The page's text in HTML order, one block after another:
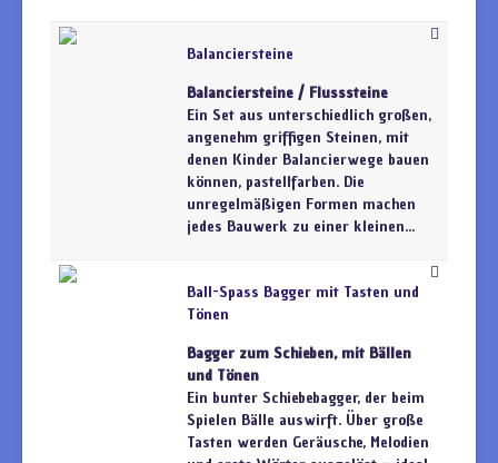
Balanciersteine
Balanciersteine / Flusssteine
Ein Set aus unterschiedlich großen,
angenehm griffigen Steinen, mit
denen Kinder Balancierwege bauen
können, pastellfarben. Die
unregelmäßigen Formen machen
jedes Bauwerk zu einer kleinen...
Ball-Spass Bagger mit Tasten und
Tönen
Bagger zum Schieben, mit Bällen
und Tönen
Ein bunter Schiebebagger, der beim
Spielen Bälle auswirft. Über große
Tasten werden Geräusche, Melodien